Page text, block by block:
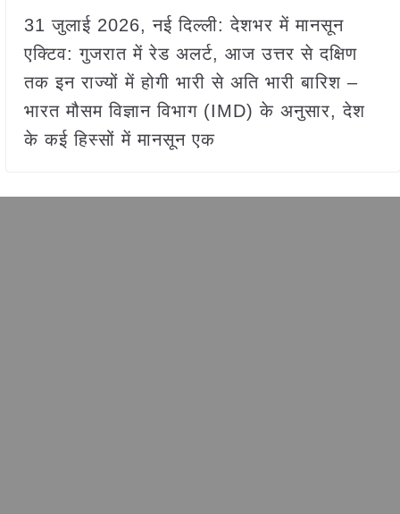
31 जुलाई 2026, नई दिल्ली: देशभर में मानसून
एक्टिव: गुजरात में रेड अलर्ट, आज उत्तर से दक्षिण
तक इन राज्यों में होगी भारी से अति भारी बारिश –
भारत मौसम विज्ञान विभाग (IMD) के अनुसार, देश
के कई हिस्सों में मानसून एक